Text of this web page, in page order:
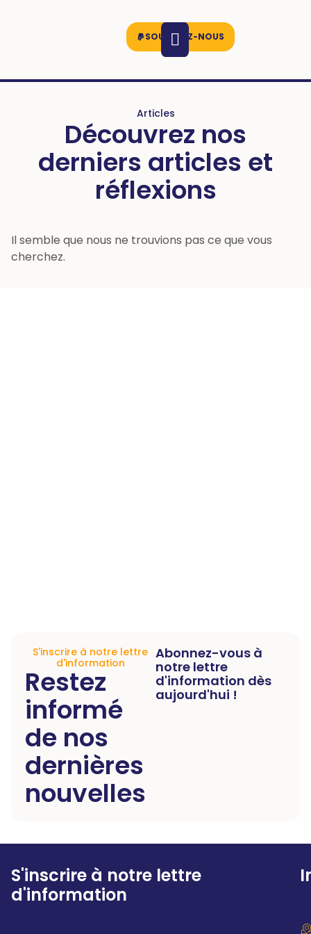
SOUTENEZ-NOUS
Articles
Découvrez nos
derniers articles et
réflexions
Il semble que nous ne trouvions pas ce que vous
cherchez.
S'inscrire à notre lettre
d'information
Restez
informé
de nos
dernières
nouvelles
Abonnez-vous à
notre lettre
d'information dès
aujourd'hui !
S'inscrire à notre lettre
d'information